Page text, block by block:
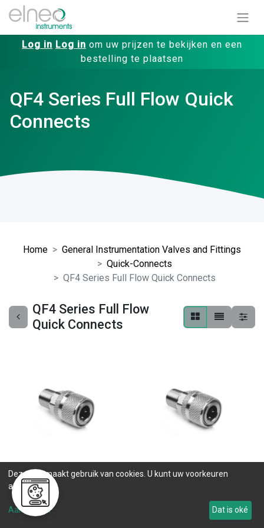
Log in Log in om uw prijzen te bekijken en een
bestelling te plaatsen
QF4 Series Full Flow Quick
Connects
Home
General Instrumentation Valves and Fittings
Quick-Connects
QF4 Series Full Flow Quick Connects
QF4 Series Full Flow
Quick Connects
SS-QF4-NS6-B
0 ST op voorraad
.
SS-QF4-FNS6-B
Deze site maakt gebruik van cookies. U kunt uw voorkeuren
aanpassen.
Aanpassen Dat is oké